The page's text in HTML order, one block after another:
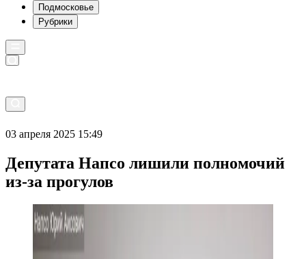
Подмосковье
Рубрики
03 апреля 2025 15:49
Депутата Напсо лишили полномочий
из-за прогулов